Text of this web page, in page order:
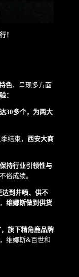
！
色，呈现多方面
：
30多个，为两大
结束， 西安大商
持行业引领性与
俗成绩。
到井喷、供不
维娜斯做到供货
旗下精角鹿品牌
维娜斯&百世和